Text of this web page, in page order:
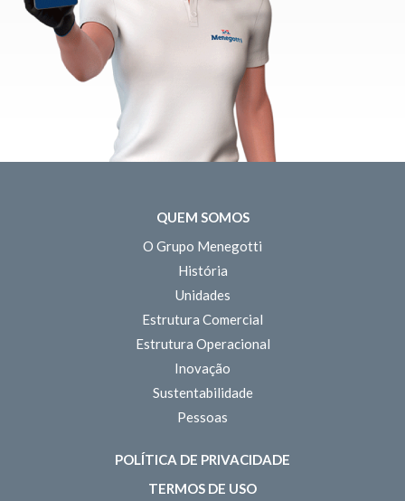
QUEM SOMOS
O Grupo Menegotti
História
Unidades
Estrutura Comercial
Estrutura Operacional
Inovação
Sustentabilidade
Pessoas
POLÍTICA DE PRIVACIDADE
TERMOS DE USO